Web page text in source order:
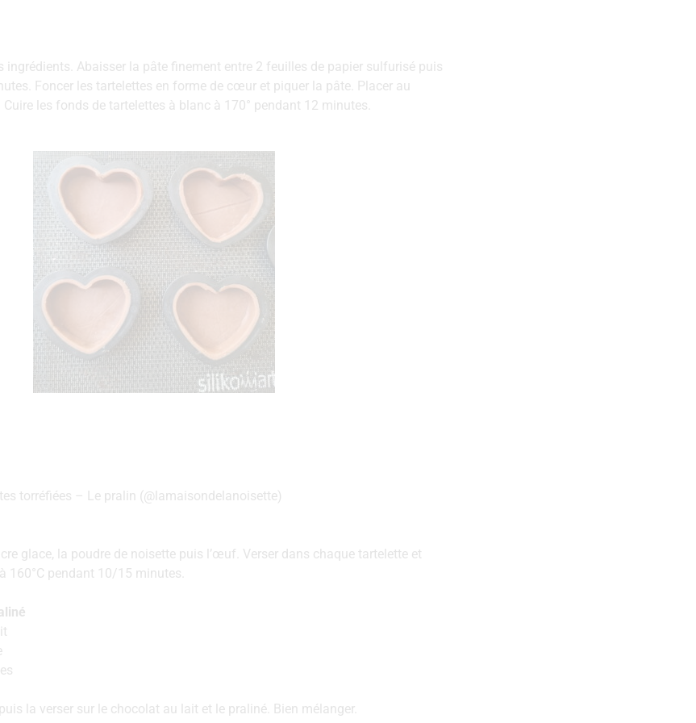
ingrédients. Abaisser la pâte finement entre 2 feuilles de papier sulfurisé puis
Foncer les tartelettes en forme de cœur et piquer la pâte. Placer au
les fonds de tartelettes à blanc à 170° pendant 12 minutes.
torréfiées – Le pralin (@lamaisondelanoisette)
glace, la poudre de noisette puis l’œuf. Verser dans chaque tartelette et
160°C pendant 10/15 minutes.
la verser sur le chocolat au lait et le praliné. Bien mélanger.